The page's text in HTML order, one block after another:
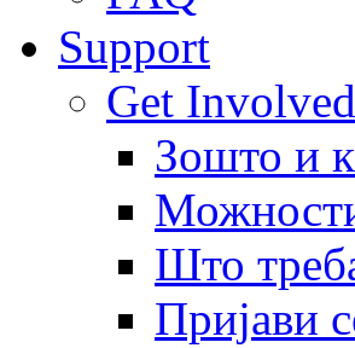
Support
Get Involved
Зошто и
Што
Пријави